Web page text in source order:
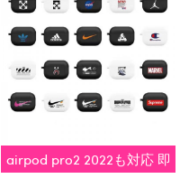
airpod pro2 2022も対応 即